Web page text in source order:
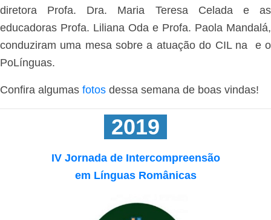
diretora Profa. Dra. Maria Teresa Celada e as
educadoras Profa. Liliana Oda e Profa. Paola Mandalá,
conduziram uma mesa sobre a atuação do CIL na e o
PoLínguas.
Confira algumas fotos dessa semana de boas vindas!
2019
IV Jornada de Intercompreensão
em Línguas Românicas